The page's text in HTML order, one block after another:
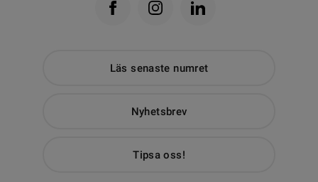
Läs senaste numret
Nyhetsbrev
Tipsa oss!